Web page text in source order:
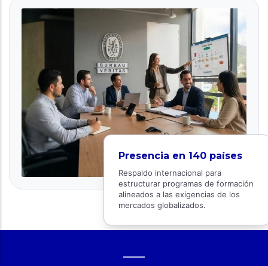
Presencia en 140 países
Respaldo internacional para
estructurar programas de formación
alineados a las exigencias de los
mercados globalizados.